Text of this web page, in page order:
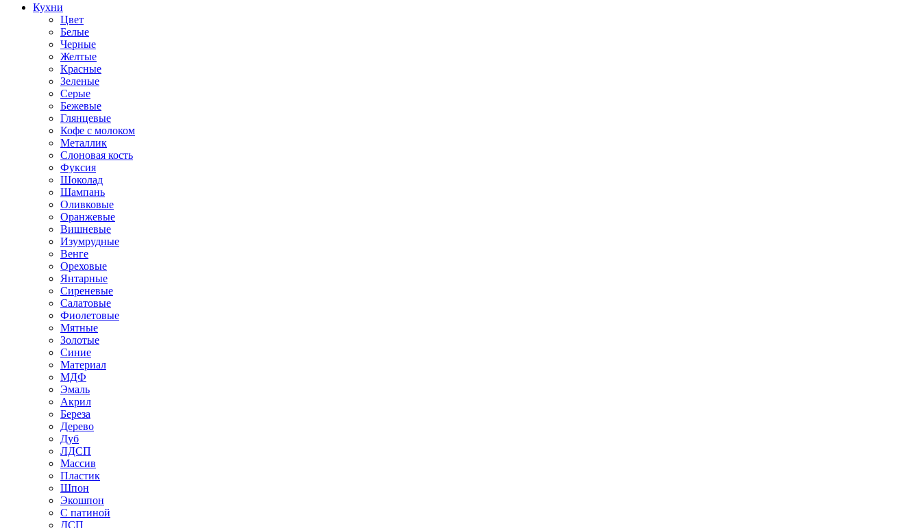
Кухни
Цвет
Белые
Черные
Желтые
Красные
Зеленые
Серые
Бежевые
Глянцевые
Кофе с молоком
Металлик
Слоновая кость
Фуксия
Шоколад
Шампань
Оливковые
Оранжевые
Вишневые
Изумрудные
Венге
Ореховые
Янтарные
Сиреневые
Салатовые
Фиолетовые
Мятные
Золотые
Синие
Материал
МДФ
Эмаль
Акрил
Береза
Дерево
Дуб
ЛДСП
Массив
Пластик
Шпон
Экошпон
С патиной
ДСП